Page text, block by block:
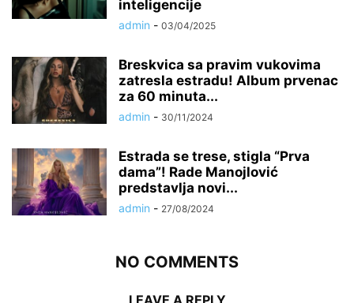
inteligencije
admin - 03/04/2025
Breskvica sa pravim vukovima
zatresla estradu! Album prvenac
za 60 minuta...
admin - 30/11/2024
Estrada se trese, stigla “Prva
dama”! Rade Manojlović
predstavlja novi...
admin - 27/08/2024
NO COMMENTS